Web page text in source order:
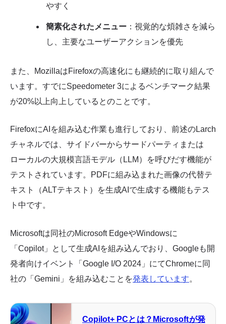
やすく
簡素化されたメニュー ：視覚的な煩雑さを減ら
し、主要なユーザーアクションを優先
また、MozillaはFirefoxの高速化にも継続的に取り組んで
います。すでにSpeedometer 3によるベンチマーク結果
が20%以上向上しているとのことです。
FirefoxにAIを組み込む作業も進行しており、前述のLarch
チャネルでは、サイドバーからサードパーティまたは
ローカルの大規模言語モデル（LLM）を呼びだす機能が
テストされています。PDFに組み込まれた画像の代替テ
キスト（ALTテキスト）を生成AIで生成する機能もテス
ト中です。
Microsoftは同社のMicrosoft EdgeやWindowsに
「Copilot」として生成AIを組み込んでおり、Googleも開
発者向けイベント「Google I/O 2024」にてChromeに同
社の「Gemini」を組み込むことを発表しています。
Copilot+ PCとは？Microsoftが発